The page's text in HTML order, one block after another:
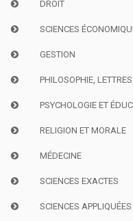
DROIT
SCIENCES
GESTION
PHILOSOPHIE,
PSYCHOLOGIE ET
RELIGION ET MORALE
MÉDECINE
SCIENCES EXACTES
SCIENCES APPLIQUÉES